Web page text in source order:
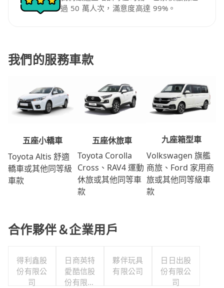
過 50 萬人次，滿意度高達 99%。
我們的服務車款
五座小轎車
Toyota Altis 舒適
轎車或其他同等級
車款
五座休旅車
Toyota Corolla
Cross、RAV4 運動
休旅或其他同等車
款
九座箱型車
Volkswagen 旗艦
商旅、Ford 家用商
旅或其他同等級車
款
合作夥伴＆企業用戶
得利鑫股
份有限公
司
日商英特
愛酷信股
份有限公
夥伴玩具
有限公司
日日出股
份有限公
司